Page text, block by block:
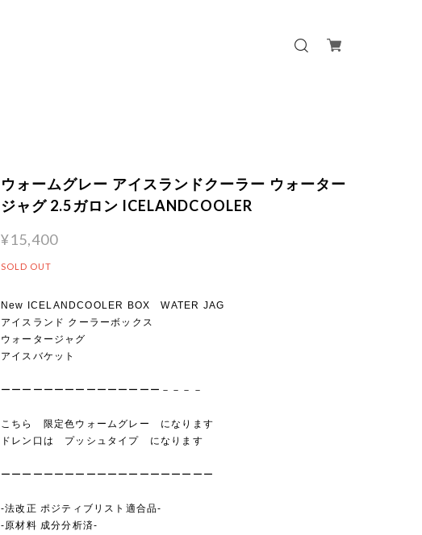
ウォームグレー アイスランドクーラー ウォーター
ジャグ 2.5ガロン ICELANDCOOLER
¥15,400
SOLD OUT
New ICELANDCOOLER BOX WATER JAG
アイスランド クーラーボックス
ウォータージャグ
アイスバケット
ーーーーーーーーーーーーーーー－－－－
こちら 限定色ウォームグレー になります
ドレン口は プッシュタイプ になります
ーーーーーーーーーーーーーーーーーーーー
-法改正 ポジティブリスト適合品-
-原材料 成分分析済-